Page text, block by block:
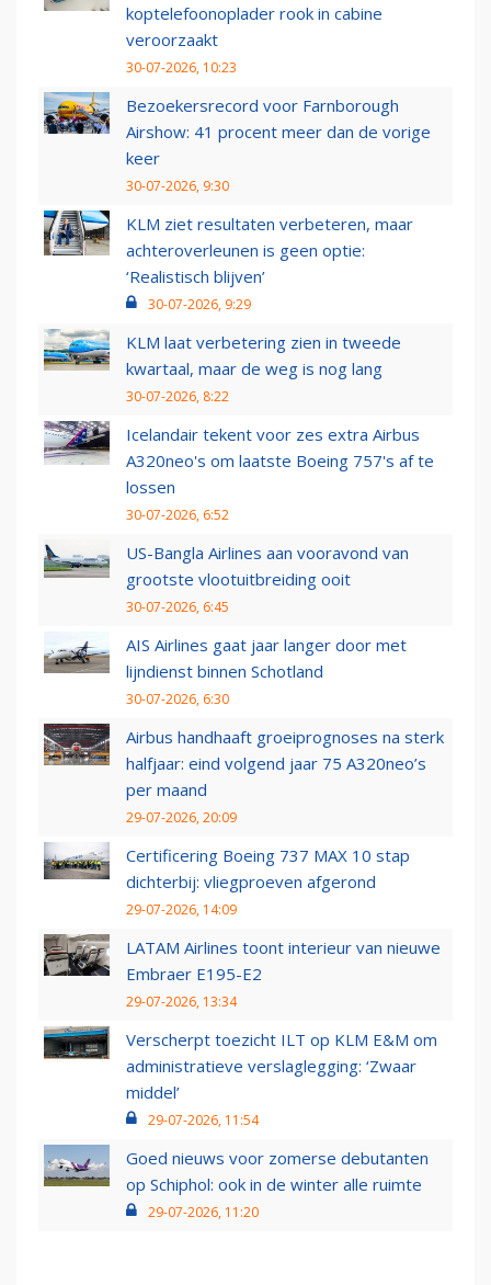
koptelefoonoplader rook in cabine
veroorzaakt
30-07-2026, 10:23
Bezoekersrecord voor Farnborough
Airshow: 41 procent meer dan de vorige
keer
30-07-2026, 9:30
KLM ziet resultaten verbeteren, maar
achteroverleunen is geen optie:
‘Realistisch blijven’
30-07-2026, 9:29
KLM laat verbetering zien in tweede
kwartaal, maar de weg is nog lang
30-07-2026, 8:22
Icelandair tekent voor zes extra Airbus
A320neo's om laatste Boeing 757's af te
lossen
30-07-2026, 6:52
US-Bangla Airlines aan vooravond van
grootste vlootuitbreiding ooit
30-07-2026, 6:45
AIS Airlines gaat jaar langer door met
lijndienst binnen Schotland
30-07-2026, 6:30
Airbus handhaaft groeiprognoses na sterk
halfjaar: eind volgend jaar 75 A320neo’s
per maand
29-07-2026, 20:09
Certificering Boeing 737 MAX 10 stap
dichterbij: vliegproeven afgerond
29-07-2026, 14:09
LATAM Airlines toont interieur van nieuwe
Embraer E195-E2
29-07-2026, 13:34
Verscherpt toezicht ILT op KLM E&M om
administratieve verslaglegging: ‘Zwaar
middel’
29-07-2026, 11:54
Goed nieuws voor zomerse debutanten
op Schiphol: ook in de winter alle ruimte
29-07-2026, 11:20